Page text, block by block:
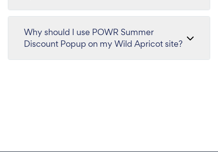
Why should I use POWR Summer
Discount Popup on my Wild Apricot site?